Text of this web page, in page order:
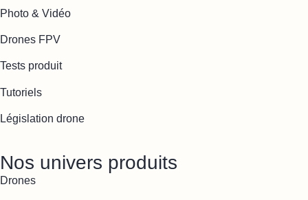
Photo & Vidéo
Drones FPV
Tests produit
Tutoriels
Législation drone
Nos univers produits
Drones